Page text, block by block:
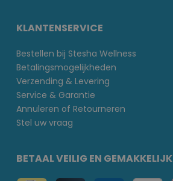
KLANTENSERVICE
Bestellen bij Stesha Wellness
Betalingsmogelijkheden
Verzending & Levering
Service & Garantie
Annuleren of Retourneren
Stel uw vraag
BETAAL VEILIG EN GEMAKKELIJK